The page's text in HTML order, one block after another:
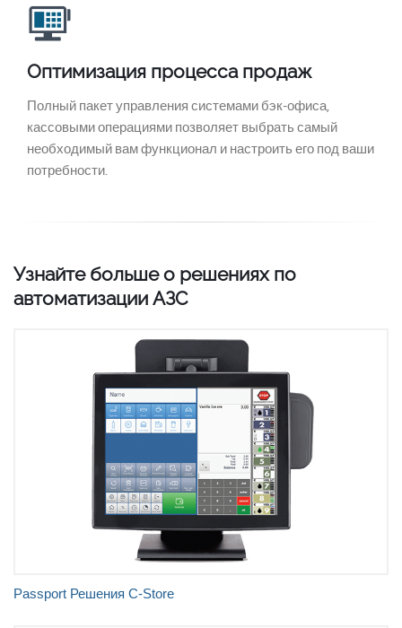
Оптимизация процесса продаж
Полный пакет управления системами бэк-офиса,
кассовыми операциями позволяет выбрать самый
необходимый вам функционал и настроить его под ваши
потребности.
Узнайте больше о решениях по
автоматизации АЗС
Passport Решения C-Store
Непревзойденное удобство
Безупречная интеграция
Повышенный доход от продаж